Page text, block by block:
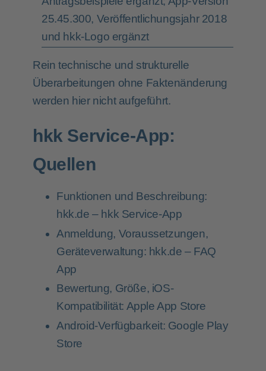
25.45.300, Veröffentlichungsjahr 2018
und hkk-Logo ergänzt
Rein technische und strukturelle
Überarbeitungen ohne Faktenänderung
werden hier nicht aufgeführt.
hkk Service-App:
Quellen
Funktionen und Beschreibung:
hkk.de – hkk Service-App
Anmeldung, Voraussetzungen,
Geräteverwaltung: hkk.de – FAQ
App
Bewertung, Größe, iOS-
Kompatibilität: Apple App Store
Android-Verfügbarkeit: Google Play
Store